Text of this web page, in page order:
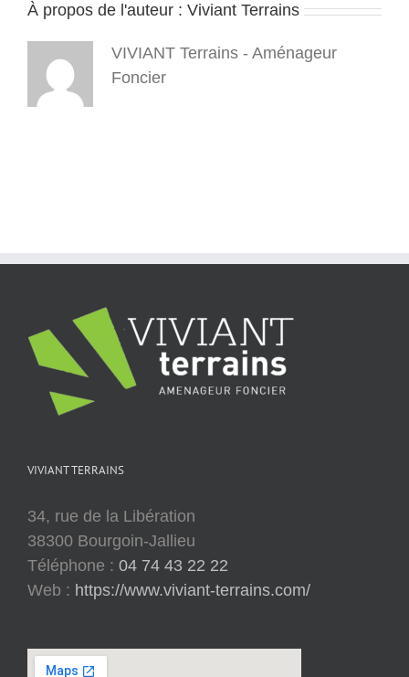
1
À propos de l'auteur : Viviant Terrains
VIVIANT Terrains - Aménageur
Foncier
VIVIANT TERRAINS
34, rue de la Libération
38300 Bourgoin-Jallieu
Téléphone : 04 74 43 22 22
Web : https://www.viviant-terrains.com/